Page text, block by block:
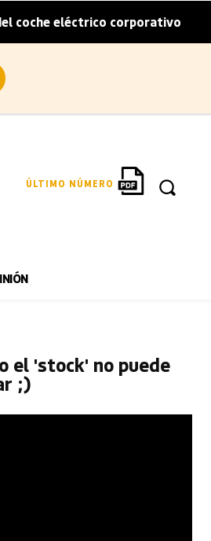
corporativo | Arval
ÚLTIMO NÚMERO
el 'stock' no puede
;)